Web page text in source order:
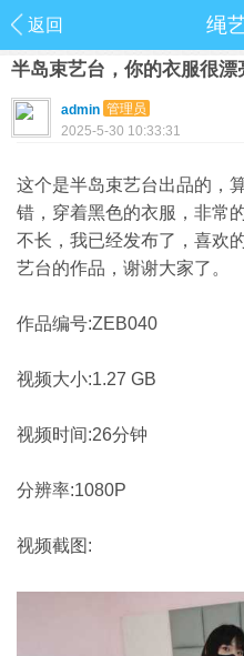
返回 绳
半岛束艺台，你的衣服很漂
admin 管理员
2025-5-30 10:33:31
这个是半岛束艺台出品的，
错，穿着黑色的衣服，非常
不长，我已经发布了，喜欢
艺台的作品，谢谢大家了。
作品编号:ZEB040
视频大小:1.27 GB
视频时间:26分钟
分辨率:1080P
视频截图: